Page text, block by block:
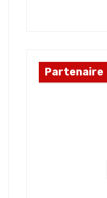
Partenaire